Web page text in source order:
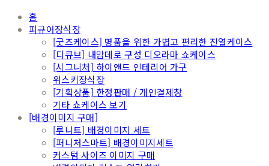
홈
피규어장식장
[굿즈케이스] 명품을 위한 가볍고 편리한 진열케이스
[디큐브] 내맘데로 구성 디오라마 쇼케이스
[시그니처] 하이앤드 인테리어 가구
위스키장식장
[기획상품] 한정판매 / 개인결제창
기타 쇼케이스 보기
[배경이미지 구매]
[루니트] 배경이미지 세트
[퍼니처스마트] 배경이미지세트
커스텀 사이즈 이미지 구매